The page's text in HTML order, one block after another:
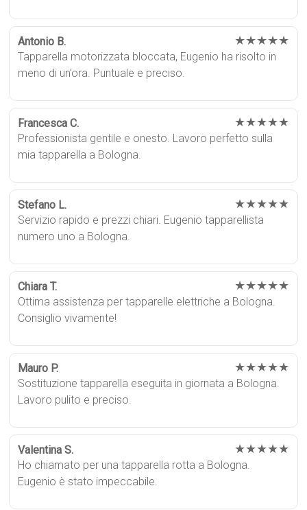
Antonio B. ★★★★★
Tapparella motorizzata bloccata, Eugenio ha risolto in
meno di un’ora. Puntuale e preciso.
Francesca C. ★★★★★
Professionista gentile e onesto. Lavoro perfetto sulla
mia tapparella a Bologna.
Stefano L. ★★★★★
Servizio rapido e prezzi chiari. Eugenio tapparellista
numero uno a Bologna.
Chiara T. ★★★★★
Ottima assistenza per tapparelle elettriche a Bologna.
Consiglio vivamente!
Mauro P. ★★★★★
Sostituzione tapparella eseguita in giornata a Bologna.
Lavoro pulito e preciso.
Valentina S. ★★★★★
Ho chiamato per una tapparella rotta a Bologna.
Eugenio è stato impeccabile.